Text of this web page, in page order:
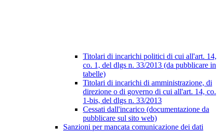
Titolari di incarichi politici di cui all'art. 14,
co. 1, del dlgs n. 33/2013 (da pubblicare in
tabelle)
Titolari di incarichi di amministrazione, di
direzione o di governo di cui all'art. 14, co.
1-bis, del dlgs n. 33/2013
Cessati dall'incarico (documentazione da
pubblicare sul sito web)
Sanzioni per mancata comunicazione dei dati